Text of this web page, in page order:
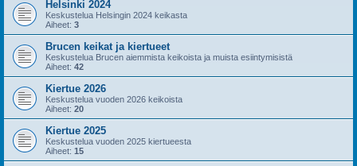
Helsinki 2024
Keskustelua Helsingin 2024 keikasta
Aiheet: 3
Brucen keikat ja kiertueet
Keskustelua Brucen aiemmista keikoista ja muista esiintymisistä
Aiheet: 42
Kiertue 2026
Keskustelua vuoden 2026 keikoista
Aiheet: 20
Kiertue 2025
Keskustelua vuoden 2025 kiertueesta
Aiheet: 15